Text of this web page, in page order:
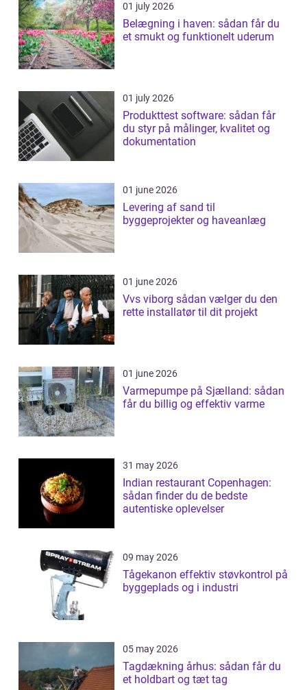
01 july 2026
Belægning i haven: sådan får du
et smukt og funktionelt uderum
01 july 2026
Produkttest software: sådan får
du styr på målinger, kvalitet og
dokumentation
01 june 2026
Levering af sand til
byggeprojekter og haveanlæg
01 june 2026
Vvs viborg sådan vælger du den
rette installatør til dit projekt
01 june 2026
Varmepumpe på Sjælland: sådan
får du billig og effektiv varme
31 may 2026
Indian restaurant Copenhagen:
sådan finder du de bedste
autentiske oplevelser
09 may 2026
Tågekanon effektiv støvkontrol på
byggeplads og i industri
05 may 2026
Tagdækning århus: sådan får du
et holdbart og tæt tag